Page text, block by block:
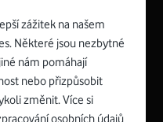
7,5 cm (včetně stojánku)
bezdrátové připojení Wi-
zážitek na našem
Některé jsou nezbytné
nám pomáhají
nebo přizpůsobit
změnit. Více si
osobních údajů